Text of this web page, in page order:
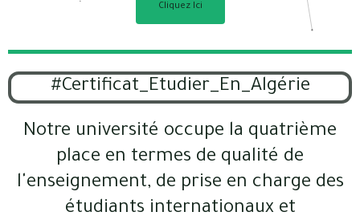
Cliquez Ici
#Certificat_Etudier_En_Algérie
Notre université occupe la quatrième
place en termes de qualité de
l'enseignement, de prise en charge des
étudiants internationaux et